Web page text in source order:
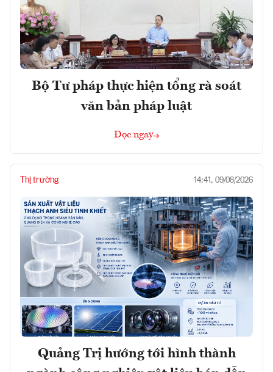
Bộ Tư pháp thực hiện tổng rà soát
văn bản pháp luật
Đọc ngay
Thị trường 14:41, 09/08/2026
Quảng Trị hướng tới hình thành